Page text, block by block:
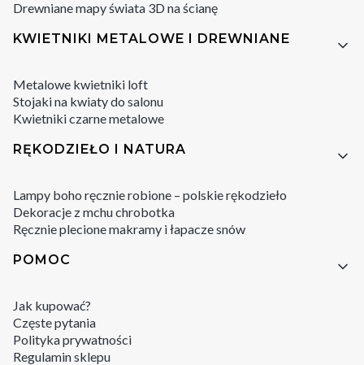
Drewniane mapy świata 3D na ścianę
KWIETNIKI METALOWE I DREWNIANE
Metalowe kwietniki loft
Stojaki na kwiaty do salonu
Kwietniki czarne metalowe
RĘKODZIEŁO I NATURA
Lampy boho ręcznie robione – polskie rękodzieło
Dekoracje z mchu chrobotka
Ręcznie plecione makramy i łapacze snów
POMOC
Jak kupować?
Częste pytania
Polityka prywatności
Regulamin sklepu